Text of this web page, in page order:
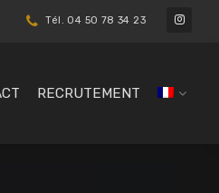
Tél. 04 50 78 34 23
RECRUTEMENT